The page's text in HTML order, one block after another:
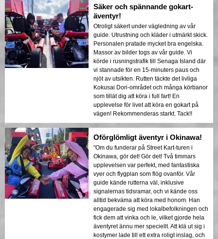
Säker och spännande gokart-
äventyr!
Otroligt säkert under vägledning av vår
guide. Utrustning och kläder i utmärkt skick.
Personalen pratade mycket bra engelska.
Massor av bilder togs av vår guide. Vi
körde i rusningstrafik till Senaga Island där
vi stannade för en 15-minuters paus och
njöt av utsikten. Rutten täckte det livliga
Kokusai Dori-området och många körbanor
som tillät dig att köra i full fart! En
upplevelse för livet att köra en gokart på
vägen! Rekommenderas starkt. Tack!!
Oförglömligt äventyr i Okinawa!
"Om du funderar på Street Kart-turen i
Okinawa, gör det! Gör det! Två timmars
upplevelsen var perfekt, med fantastiska
vyer och flygplan som flög ovanför. Vår
guide kände rutterna väl, inklusive
signalernas tidsramar, och vi kände oss
alltid bekväma att köra med honom. Han
engagerade sig med lokalbefolkningen och
fick dem att vinka och le, vilket gjorde hela
äventyret ännu mer speciellt. Att klä ut sig i
kostymer lade till ett extra roligt inslag, och